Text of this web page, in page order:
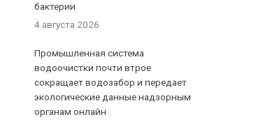
бактерии
4 августа 2026
Промышленная система
водоочистки почти втрое
сокращает водозабор и передает
экологические данные надзорным
органам онлайн